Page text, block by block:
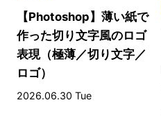
【Photoshop】薄い紙で
作った切り文字風のロゴ
表現（極薄／切り文字／
ロゴ）
2026.06.30 Tue